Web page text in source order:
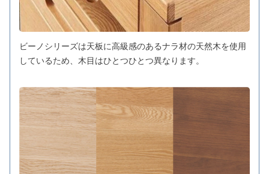
ビーノシリーズは天板に高級感のあるナラ材の天然木を使用
しているため、木目はひとつひとつ異なります。